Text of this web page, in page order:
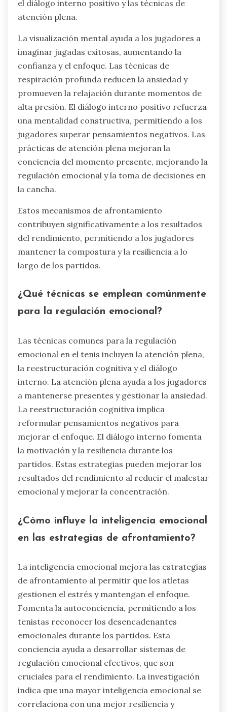
el diálogo interno positivo y las técnicas de
atención plena.
La visualización mental ayuda a los jugadores a
imaginar jugadas exitosas, aumentando la
confianza y el enfoque. Las técnicas de
respiración profunda reducen la ansiedad y
promueven la relajación durante momentos de
alta presión. El diálogo interno positivo refuerza
una mentalidad constructiva, permitiendo a los
jugadores superar pensamientos negativos. Las
prácticas de atención plena mejoran la
conciencia del momento presente, mejorando la
regulación emocional y la toma de decisiones en
la cancha.
Estos mecanismos de afrontamiento
contribuyen significativamente a los resultados
del rendimiento, permitiendo a los jugadores
mantener la compostura y la resiliencia a lo
largo de los partidos.
¿Qué técnicas se emplean comúnmente
para la regulación emocional?
Las técnicas comunes para la regulación
emocional en el tenis incluyen la atención plena,
la reestructuración cognitiva y el diálogo
interno. La atención plena ayuda a los jugadores
a mantenerse presentes y gestionar la ansiedad.
La reestructuración cognitiva implica
reformular pensamientos negativos para
mejorar el enfoque. El diálogo interno fomenta
la motivación y la resiliencia durante los
partidos. Estas estrategias pueden mejorar los
resultados del rendimiento al reducir el malestar
emocional y mejorar la concentración.
¿Cómo influye la inteligencia emocional
en las estrategias de afrontamiento?
La inteligencia emocional mejora las estrategias
de afrontamiento al permitir que los atletas
gestionen el estrés y mantengan el enfoque.
Fomenta la autoconciencia, permitiendo a los
tenistas reconocer los desencadenantes
emocionales durante los partidos. Esta
conciencia ayuda a desarrollar sistemas de
regulación emocional efectivos, que son
cruciales para el rendimiento. La investigación
indica que una mayor inteligencia emocional se
correlaciona con una mejor resiliencia y